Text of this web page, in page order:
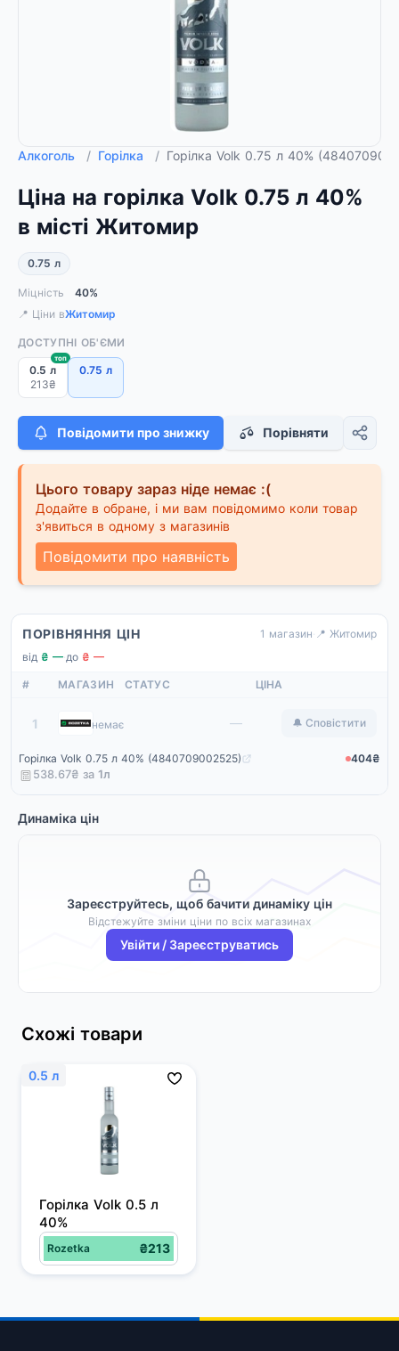
Алкоголь / Горілка / Горілка Volk 0.75 л 40%
Ціна на горілка Volk 0.75 л 40%
в місті Житомир
0.75 л
Міцність
40%
📍 Ціни вЖитомир
ДОСТУПНІ ОБ'ЄМИ
0.5 л
213₴
топ
0.75 л
Повідомити про знижку Порівняти
Цього товару зараз ніде немає :(
Додайте в обране, і ми вам повідомимо коли товар
з'явиться в одному з магазинів
Повідомити про наявність
ПОРІВНЯННЯ ЦІН 1 магазин· 📍 Житомир
від ₴ —·до ₴ —
# МАГАЗИН СТАТУС ЦІНА
1 Rozetka
немає — 🔔 Сповістити
Горілка Volk 0.75 л 40% (4840709002525)
404₴
538.67₴ за 1л
Динаміка цін
Зареєструйтесь, щоб бачити динаміку цін
Відстежуйте зміни ціни по всіх магазинах
Увійти / Зареєструватись
Схожі товари
0.5 л
Горілка Volk 0.5 л
40%
Rozetka ₴213